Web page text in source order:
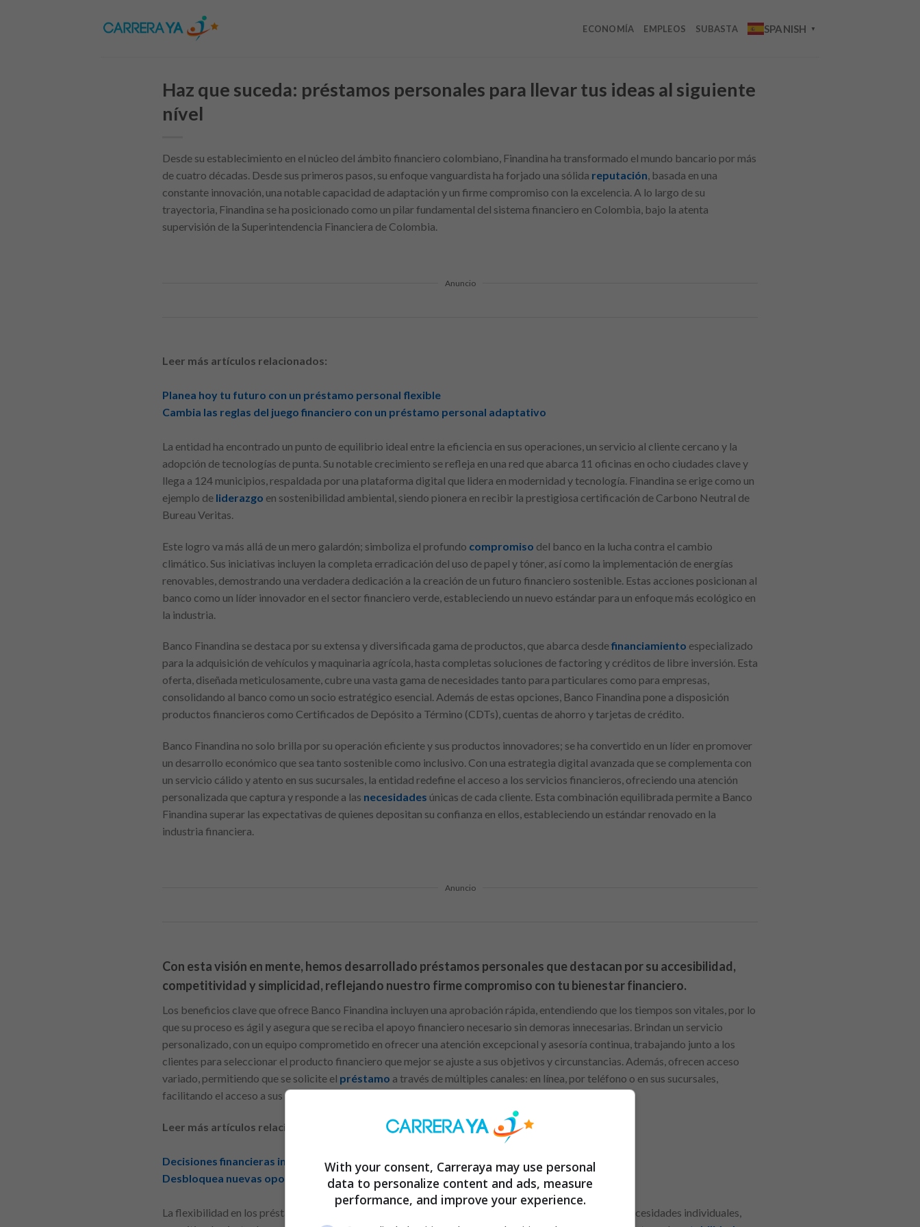
ECONOMÍA EMPLEOS SUBASTA SPANISH ▼
Haz que suceda: préstamos personales para llevar tus ideas al siguiente
nível
Desde su establecimiento en el núcleo del ámbito financiero colombiano, Finandina ha transformado el mundo bancario por más
de cuatro décadas. Desde sus primeros pasos, su enfoque vanguardista ha forjado una sólida reputación, basada en una
constante innovación, una notable capacidad de adaptación y un firme compromiso con la excelencia. A lo largo de su
trayectoria, Finandina se ha posicionado como un pilar fundamental del sistema financiero en Colombia, bajo la atenta
supervisión de la Superintendencia Financiera de Colombia.
Anuncio
Leer más artículos relacionados:
Planea hoy tu futuro con un préstamo personal flexible
Cambia las reglas del juego financiero con un préstamo personal adaptativo
La entidad ha encontrado un punto de equilibrio ideal entre la eficiencia en sus operaciones, un servicio al cliente cercano y la
adopción de tecnologías de punta. Su notable crecimiento se refleja en una red que abarca 11 oficinas en ocho ciudades clave y
llega a 124 municipios, respaldada por una plataforma digital que lidera en modernidad y tecnología. Finandina se erige como un
ejemplo de liderazgo en sostenibilidad ambiental, siendo pionera en recibir la prestigiosa certificación de Carbono Neutral de
Bureau Veritas.
Este logro va más allá de un mero galardón; simboliza el profundo compromiso del banco en la lucha contra el cambio
climático. Sus iniciativas incluyen la completa erradicación del uso de papel y tóner, así como la implementación de energías
renovables, demostrando una verdadera dedicación a la creación de un futuro financiero sostenible. Estas acciones posicionan al
banco como un líder innovador en el sector financiero verde, estableciendo un nuevo estándar para un enfoque más ecológico en
la industria.
Banco Finandina se destaca por su extensa y diversificada gama de productos, que abarca desdefinanciamiento especializado
para la adquisición de vehículos y maquinaria agrícola, hasta completas soluciones de factoring y créditos de libre inversión. Esta
oferta, diseñada meticulosamente, cubre una vasta gama de necesidades tanto para particulares como para empresas,
consolidando al banco como un socio estratégico esencial. Además de estas opciones, Banco Finandina pone a disposición
productos financieros como Certificados de Depósito a Término (CDTs), cuentas de ahorro y tarjetas de crédito.
Banco Finandina no solo brilla por su operación eficiente y sus productos innovadores; se ha convertido en un líder en promover
un desarrollo económico que sea tanto sostenible como inclusivo. Con una estrategia digital avanzada que se complementa con
un servicio cálido y atento en sus sucursales, la entidad redefine el acceso a los servicios financieros, ofreciendo una atención
personalizada que captura y responde a las necesidades únicas de cada cliente. Esta combinación equilibrada permite a Banco
Finandina superar las expectativas de quienes depositan su confianza en ellos, estableciendo un estándar renovado en la
industria financiera.
Anuncio
Con esta visión en mente, hemos desarrollado préstamos personales que destacan por su accesibilidad,
competitividad y simplicidad, reflejando nuestro firme compromiso con tu bienestar financiero.
Los beneficios clave que ofrece Banco Finandina incluyen una aprobación rápida, entendiendo que los tiempos son vitales, por lo
que su proceso es ágil y asegura que se reciba el apoyo financiero necesario sin demoras innecesarias. Brindan un servicio
personalizado, con un equipo comprometido en ofrecer una atención excepcional y asesoría continua, trabajando junto a los
clientes para seleccionar el producto financiero que mejor se ajuste a sus objetivos y circunstancias. Además, ofrecen acceso
variado, permitiendo que se solicite el préstamo a través de múltiples canales: en línea, por teléfono o en sus sucursales,
facilitando el acceso a sus servicios sin complicaciones.
Leer más artículos relacionados:
Decisiones financieras inteligentes: elige una tarjeta que complementa tu visión de futuro
Desbloquea nuevas oportunidades con préstamos personales exclusivos
La flexibilidad en los préstamos es otro de sus puntos fuertes, ya que sus productos se adaptan a las necesidades individuales,
With your consent, Carreraya may use personal
data to personalize content and ads, measure
performance, and improve your experience.